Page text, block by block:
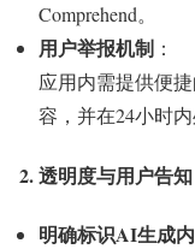
Comprehend。
用户举报机制 ：
应用内需提供便
容，并在24小时内
2. 透明度与用户告知
明确标识AI生成